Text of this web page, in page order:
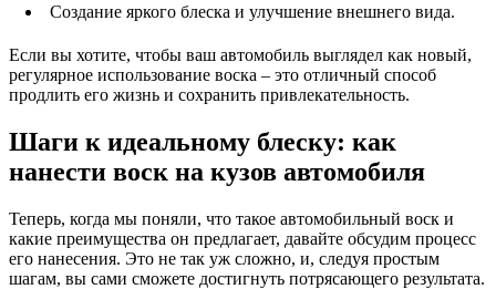
Создание яркого блеска и улучшение внешнего вида.
Если вы хотите, чтобы ваш автомобиль выглядел как новый,
регулярное использование воска – это отличный способ
продлить его жизнь и сохранить привлекательность.
Шаги к идеальному блеску: как
нанести воск на кузов автомобиля
Теперь, когда мы поняли, что такое автомобильный воск и
какие преимущества он предлагает, давайте обсудим процесс
его нанесения. Это не так уж сложно, и, следуя простым
шагам, вы сами сможете достигнуть потрясающего результата.